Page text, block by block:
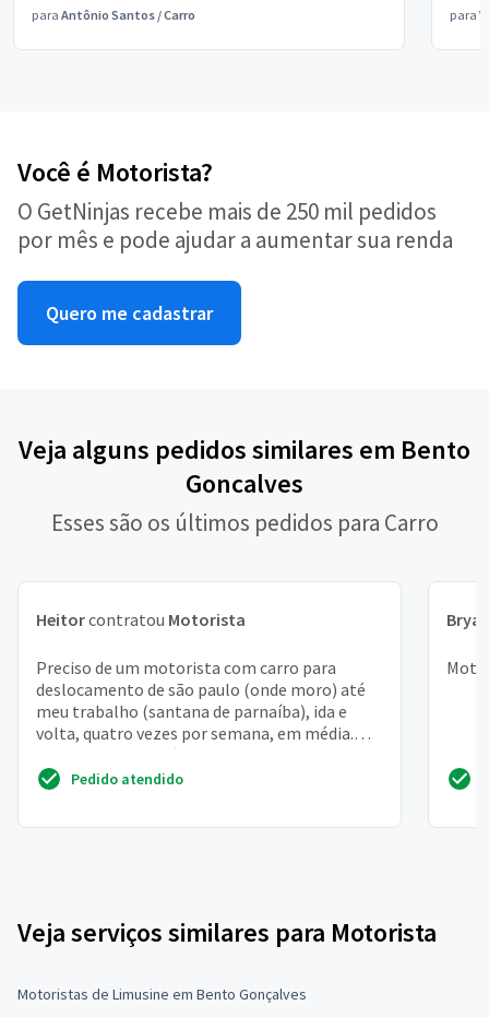
para Antônio Santos /Carro para
Você é Motorista?
O GetNinjas recebe mais de 250 mil pedidos
por mês e pode ajudar a aumentar sua renda
Quero me cadastrar
Veja alguns pedidos similares em Bento
Goncalves
Esses são os últimos pedidos para Carro
Heitorcontratou Motorista
Preciso de um motorista com carro para
deslocamento de são paulo (onde moro) até
meu trabalho (santana de parnaíba), ida e
volta, quatro vezes por semana, em média.
Trabalho como médica e...
Pedido atendido
Veja serviços similares para Motorista
Motoristas de Limusine em Bento Gonçalves